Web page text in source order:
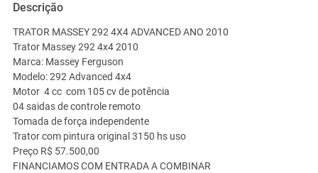
Descrição
TRATOR MASSEY 292 4X4 ADVANCED ANO 2010
Trator Massey 292 4x4 2010
Marca: Massey Ferguson
Modelo: 292 Advanced 4x4
Motor 4 cc com 105 cv de potência
04 saidas de controle remoto
Tomada de força independente
Trator com pintura original 3150 hs uso
Preço R$ 57.500,00
FINANCIAMOS COM ENTRADA A COMBINAR